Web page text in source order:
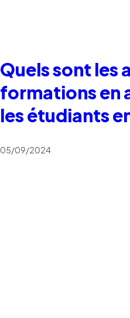
Quels sont les
formations en
les étudiants
05/09/2024